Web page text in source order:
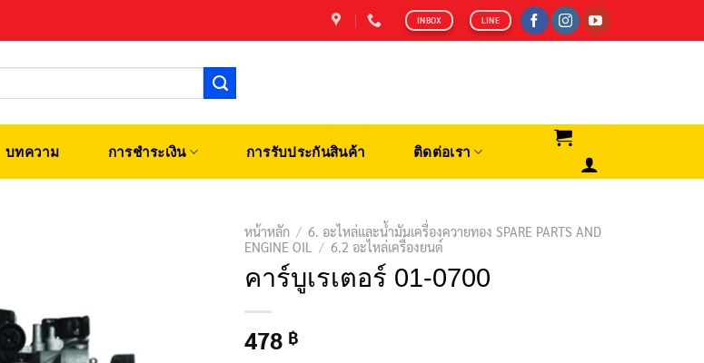
INBOX LINE
บทความ การชำระเงิน การรับประกันสินค้า ติดต่อเรา
หน้าหลัก / 6. อะไหล่และน้ำมันเครื่องควายทอง SPARE PARTS AND
ENGINE OIL
/ 6.2 อะไหล่เครื่องยนต์
คาร์บูเรเตอร์ 01-0700
478 ฿